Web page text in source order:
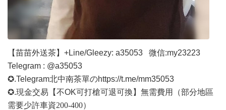
【苗苗外送茶】 +Line/Gleezy: a35053 微信:my23223
Telegram : @a35053
✪.Telegram北中南茶單のhttps://t.me/mm35053
✪.現金交易【不OK可打槍可退可換】無需費用
（部分地區
需要少許車資200-400）